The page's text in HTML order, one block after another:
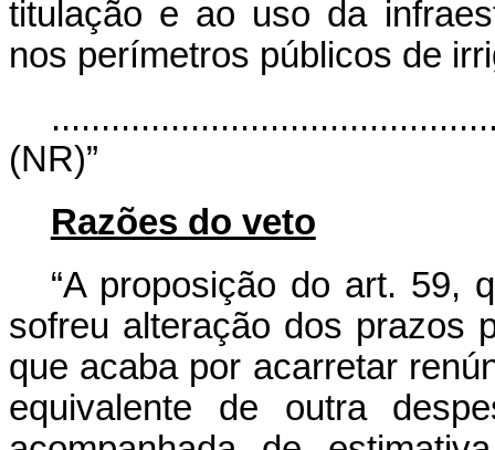
titulação e ao uso da
nos perímetros públicos de
(NR)”
Razões do veto
“A proposição do art. 59,
sofreu alteração dos prazos
que acaba por acarretar
equivalente de outra